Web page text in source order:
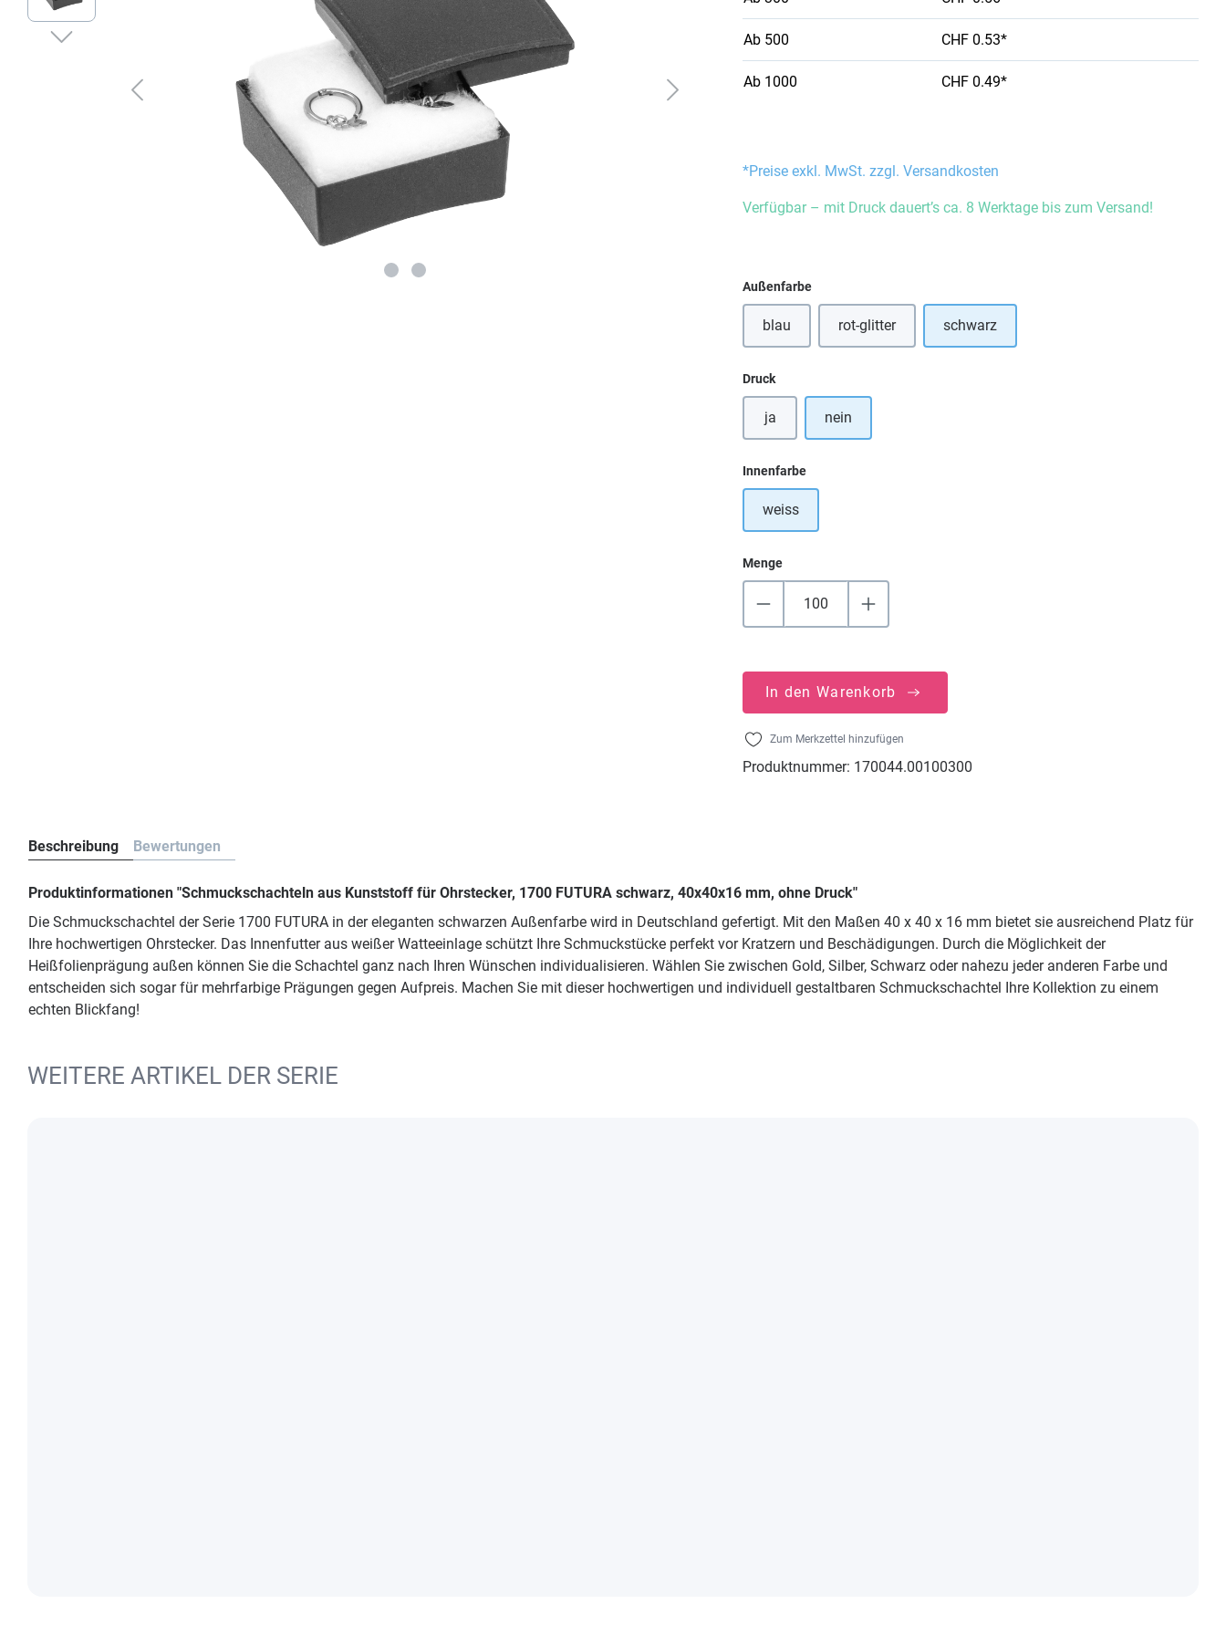
Ab 500 CHF 0.53*
Ab 1000 CHF 0.49*
*Preise exkl. MwSt. zzgl. Versandkosten
Verfügbar – mit Druck dauert’s ca. 8 Werktage bis zum Versand!
Außenfarbeauswählen
blau rot-glitter schwarz
Druckauswählen
ja nein
Innenfarbeauswählen
weiss
Menge
In den Warenkorb
Zum Merkzettel hinzufügen
Produktnummer: 170044.00100300
Beschreibung Bewertungen
Produktinformationen "Schmuckschachteln aus Kunststoff für Ohrstecker, 1700 FUTURA schwarz, 40x40x16 mm, ohne Druck"
Die Schmuckschachtel der Serie 1700 FUTURA in der eleganten schwarzen Außenfarbe wird in Deutschland gefertigt. Mit den Maßen 40 x 40 x 16 mm bietet sie ausreichend Platz für
Ihre hochwertigen Ohrstecker. Das Innenfutter aus weißer Watteeinlage schützt Ihre Schmuckstücke perfekt vor Kratzern und Beschädigungen. Durch die Möglichkeit der
Heißfolienprägung außen können Sie die Schachtel ganz nach Ihren Wünschen individualisieren. Wählen Sie zwischen Gold, Silber, Schwarz oder nahezu jeder anderen Farbe und
entscheiden sich sogar für mehrfarbige Prägungen gegen Aufpreis. Machen Sie mit dieser hochwertigen und individuell gestaltbaren Schmuckschachtel Ihre Kollektion zu einem
echten Blickfang!
WEITERE ARTIKEL DER SERIE